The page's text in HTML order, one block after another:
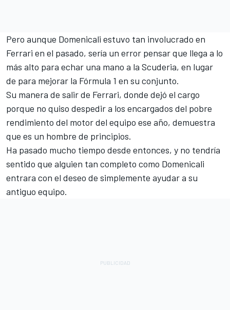
Pero aunque Domenicali estuvo tan involucrado en
Ferrari en el pasado, sería un error pensar que llega a lo
más alto para echar una mano a la Scuderia, en lugar
de para mejorar la Fórmula 1 en su conjunto.
Su manera de salir de Ferrari, donde dejó el cargo
porque no quiso despedir a los encargados del pobre
rendimiento del motor del equipo ese año, demuestra
que es un hombre de principios.
Ha pasado mucho tiempo desde entonces, y no tendría
sentido que alguien tan completo como Domenicali
entrara con el deseo de simplemente ayudar a su
antiguo equipo.